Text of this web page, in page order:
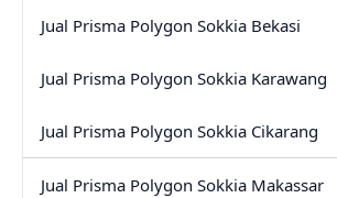
Jual Prisma Polygon Sokkia Bekasi
Jual Prisma Polygon Sokkia Karawang
Jual Prisma Polygon Sokkia Cikarang
Jual Prisma Polygon Sokkia Makassar